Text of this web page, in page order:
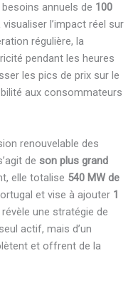
annuels de 100
l’impact réel sur
régulière, la
pendant les heures
les pics de prix sur le
aux consommateurs
renouvelable des
de son plus grand
elle totalise 540 MW de
et vise à ajouter 1
une stratégie de
actif, mais d’un
et offrent de la